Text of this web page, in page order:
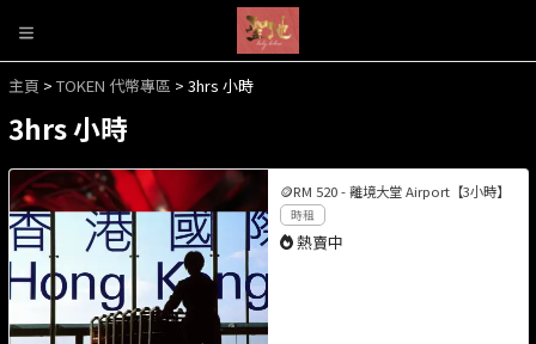
主頁 > TOKEN 代幣專區 > 3hrs 小時
3hrs 小時
🪙RM 520 - 離境大堂 Airport【3小時】
時租
熱賣中